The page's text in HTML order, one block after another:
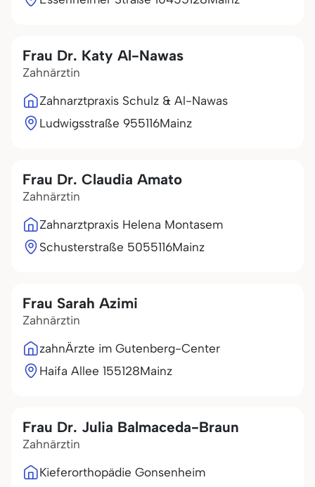
Frau Dr. Katy Al-Nawas
Zahnärztin
Zahnarztpraxis Schulz & Al-Nawas
Ludwigsstraße 955116Mainz
Frau Dr. Claudia Amato
Zahnärztin
Zahnarztpraxis Helena Montasem
Schusterstraße 5055116Mainz
Frau Sarah Azimi
Zahnärztin
zahnÄrzte im Gutenberg-Center
Haifa Allee 155128Mainz
Frau Dr. Julia Balmaceda-Braun
Zahnärztin
Kieferorthopädie Gonsenheim